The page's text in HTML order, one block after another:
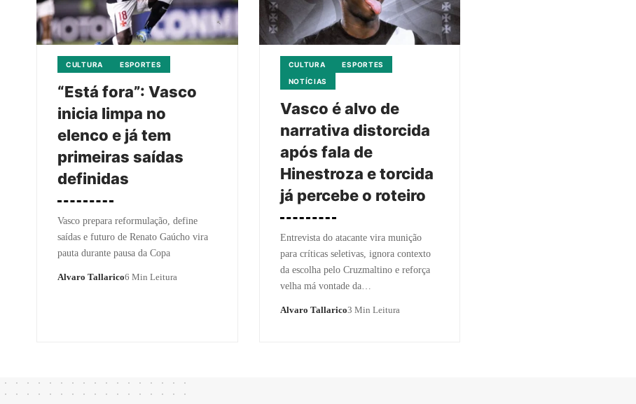
CULTURA ESPORTES
“Está fora”: Vasco
inicia limpa no
elenco e já tem
primeiras saídas
definidas
Vasco prepara reformulação, define
saídas e futuro de Renato Gaúcho vira
pauta durante pausa da Copa
Alvaro Tallarico6 Min Leitura
CULTURA
ESPORTES
NOTÍCIAS
Vasco é alvo de
narrativa distorcida
após fala de
Hinestroza e torcida
já percebe o roteiro
Entrevista do atacante vira munição
para críticas seletivas, ignora contexto
da escolha pelo Cruzmaltino e reforça
velha má vontade da…
Alvaro Tallarico3 Min Leitura